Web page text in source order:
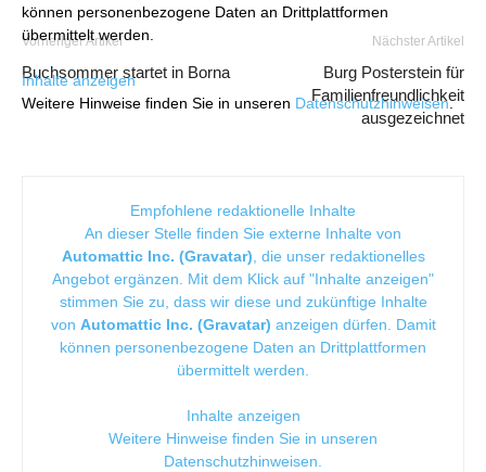
können personenbezogene Daten an Drittplattformen
übermittelt werden.
Inhalte anzeigen
Weitere Hinweise finden Sie in unseren Datenschutzhinweisen.
Vorheriger Artikel
Buchsommer startet in Borna
Nächster Artikel
Burg Posterstein für
Familienfreundlichkeit
ausgezeichnet
Empfohlene redaktionelle Inhalte
An dieser Stelle finden Sie externe Inhalte von
Automattic Inc. (Gravatar), die unser redaktionelles
Angebot ergänzen. Mit dem Klick auf "Inhalte anzeigen"
stimmen Sie zu, dass wir diese und zukünftige Inhalte
von Automattic Inc. (Gravatar) anzeigen dürfen. Damit
können personenbezogene Daten an Drittplattformen
übermittelt werden.
Inhalte anzeigen
Weitere Hinweise finden Sie in unseren
Datenschutzhinweisen.